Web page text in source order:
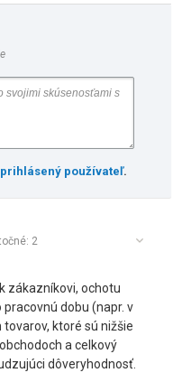
prihlásený používateľ.
2
zákazníkovi, ochotu
dobu (napr. v
ktoré sú nižšie
a celkový
dôveryhodnosť.